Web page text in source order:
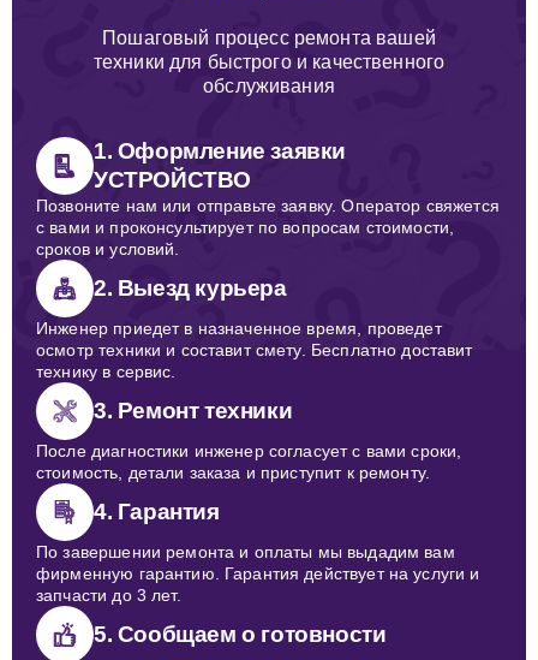
Пошаговый процесс ремонта вашей
техники для быстрого и качественного
обслуживания
1. Оформление заявки
УСТРОЙСТВО
Позвоните нам или отправьте заявку. Оператор свяжется
с вами и проконсультирует по вопросам стоимости,
сроков и условий.
2. Выезд курьера
Инженер приедет в назначенное время, проведет
осмотр техники и составит смету. Бесплатно доставит
технику в сервис.
3. Ремонт техники
После диагностики инженер согласует с вами сроки,
стоимость, детали заказа и приступит к ремонту.
4. Гарантия
По завершении ремонта и оплаты мы выдадим вам
фирменную гарантию. Гарантия действует на услуги и
запчасти до 3 лет.
5. Сообщаем о готовности